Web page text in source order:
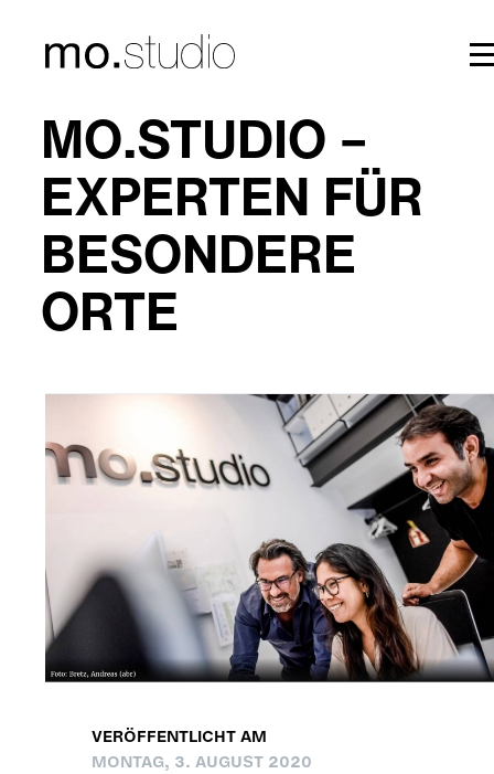
MO.STUDIO –
EXPERTEN FÜR
BESONDERE
ORTE
VERÖFFENTLICHT AM
MONTAG, 3. AUGUST 2020